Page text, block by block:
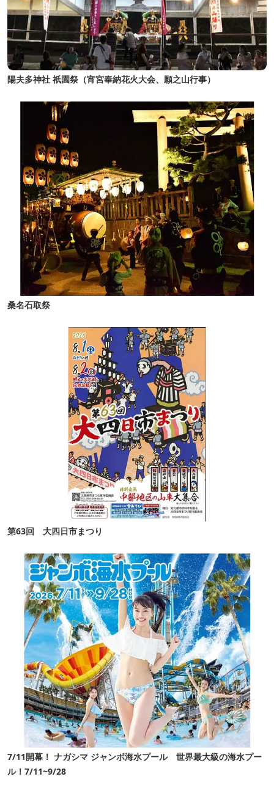
陽夫多神社 祇園祭（宵宮奉納花火大会、願之山行事）
桑名石取祭
第63回 大四日市まつり
7/11開幕！ ナガシマ ジャンボ海水プール 世界最大級の海水プー
ル！7/11~9/28